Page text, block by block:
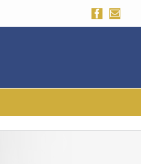
Facebook